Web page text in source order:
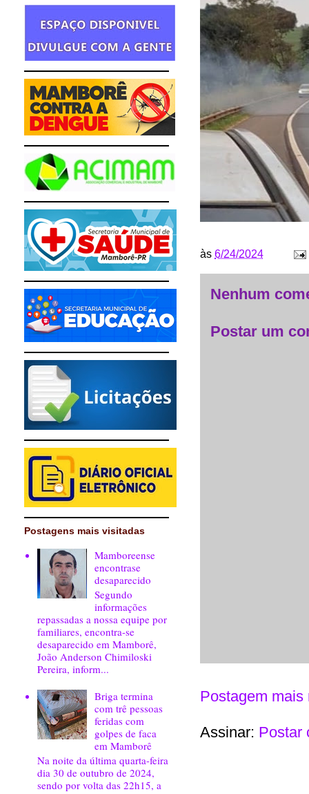
às 6/24/2024
Nenhum
Postar um
Postagem mais
Assinar: Postar
Postagens mais visitadas
Mamboreense
encontrase
desaparecido
Segundo
informações
repassadas a nossa equipe por
familiares, encontra-se
desaparecido em Mamborê,
João Anderson Chimiloski
Pereira, inform...
Briga termina
com trê pessoas
feridas com
golpes de faca
em Mamborê
Na noite da última quarta-feira
dia 30 de outubro de 2024,
sendo por volta das 22h15, a